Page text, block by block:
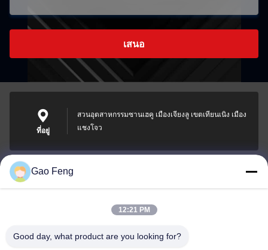
เสนอ
ที่อยู่
สวนอุตสาหกรรมซานเฮคู เมืองเจียงลู เขตเทียนเนิง เมือง
แชงโจว
suli@sulidry.com
Gao Feng
12:21 PM
Good day, what product are you looking for?